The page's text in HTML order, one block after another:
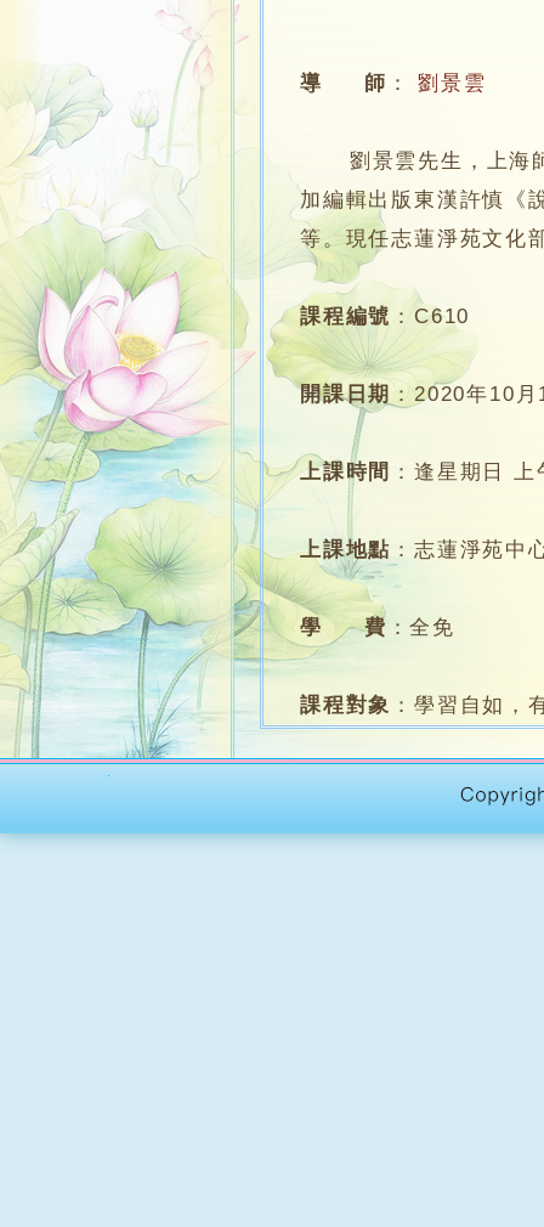
導 師 ： 劉景雲
劉景雲先生，上海師
加編輯出版東漢許慎《
等。現任志蓮淨苑文化
課程編號 ： C610
開課日期 ：2020年10月
上課時間 ：逢星期日
上課地點 ：志蓮淨苑中
學 費 ：全免
課程對象 ：學習自如，